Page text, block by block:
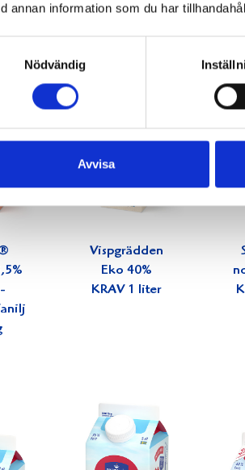
annan information som du har
Nödvändig
Avvisa
Vispgrädden
Eko 40%
KRAV 1 liter